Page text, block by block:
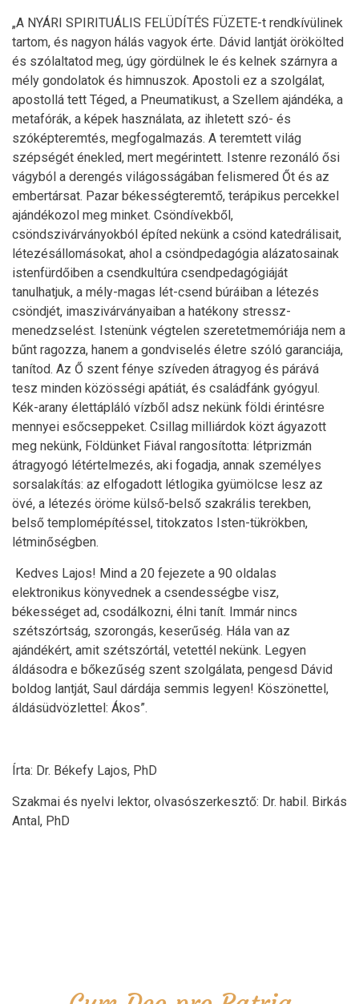
„A NYÁRI SPIRITUÁLIS FELÜDÍTÉS FÜZETE-t rendkívülinek
tartom, és nagyon hálás vagyok érte. Dávid lantját örökölted
és szólaltatod meg, úgy gördülnek le és kelnek szárnyra a
mély gondolatok és himnuszok. Apostoli ez a szolgálat,
apostollá tett Téged, a Pneumatikust, a Szellem ajándéka, a
metafórák, a képek használata, az ihletett szó- és
szóképteremtés, megfogalmazás. A teremtett világ
szépségét énekled, mert megérintett. Istenre rezonáló ősi
vágyból a derengés világosságában felismered Őt és az
embertársat. Pazar békességteremtő, terápikus percekkel
ajándékozol meg minket. Csöndívekből,
csöndszivárványokból építed nekünk a csönd katedrálisait,
létezésállomásokat, ahol a csöndpedagógia alázatosainak
istenfürdőiben a csendkultúra csendpedagógiáját
tanulhatjuk, a mély-magas lét-csend búráiban a létezés
csöndjét, imaszivárványaiban a hatékony stressz-
menedzselést. Istenünk végtelen szeretetmemóriája nem a
bűnt ragozza, hanem a gondviselés életre szóló garanciája,
tanítod. Az Ő szent fénye szíveden átragyog és párává
tesz minden közösségi apátiát, és családfánk gyógyul.
Kék-arany élettápláló vízből adsz nekünk földi érintésre
mennyei esőcseppeket. Csillag milliárdok közt ágyazott
meg nekünk, Földünket Fiával rangosította: létprizmán
átragyogó létértelmezés, aki fogadja, annak személyes
sorsalakítás: az elfogadott létlogika gyümölcse lesz az
övé, a létezés öröme külső-belső szakrális terekben,
belső templomépítéssel, titokzatos Isten-tükrökben,
létminőségben.
Kedves Lajos! Mind a 20 fejezete a 90 oldalas
elektronikus könyvednek a csendességbe visz,
békességet ad, csodálkozni, élni tanít. Immár nincs
szétszórtság, szorongás, keserűség. Hála van az
ajándékért, amit szétszórtál, vetettél nekünk. Legyen
áldásodra e bőkezűség szent szolgálata, pengesd Dávid
boldog lantját, Saul dárdája semmis legyen! Köszönettel,
áldásüdvözlettel: Ákos”.
Írta: Dr. Békefy Lajos, PhD
Szakmai és nyelvi lektor, olvasószerkesztő: Dr. habil. Birkás
Antal, PhD